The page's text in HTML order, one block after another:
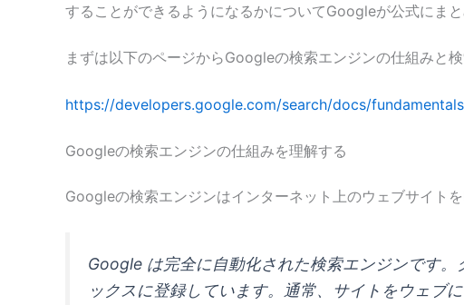
することができるようになるかについてGoogleが公式にまと
まずは以下のページからGoogleの検索エンジンの仕組みと
https://developers.google.com/search/docs/
Googleの検索エンジンの仕組みを理解する
Googleの検索エンジンはインターネット上のウェブサイト
Google は完全に自動化された検索エンジンです
ックスに登録しています。通常、サイトをウェブ